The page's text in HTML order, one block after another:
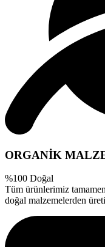
ORGANİK
%100 Doğal
Tüm ürünlerimiz tamamen
doğal malzemelerden